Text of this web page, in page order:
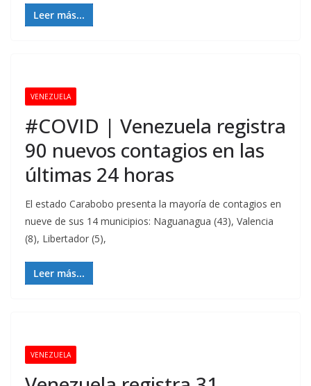
Leer más...
VENEZUELA
#COVID | Venezuela registra
90 nuevos contagios en las
últimas 24 horas
El estado Carabobo presenta la mayoría de contagios en
nueve de sus 14 municipios: Naguanagua (43), Valencia
(8), Libertador (5),
Leer más...
VENEZUELA